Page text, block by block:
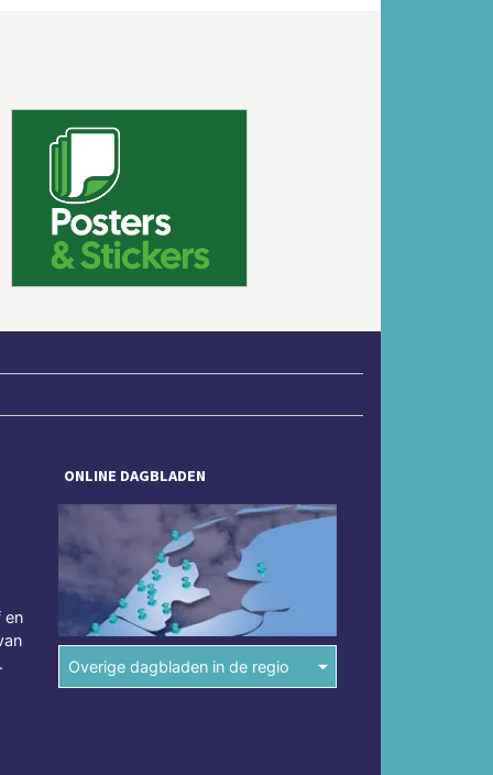
en
ONLINE DAGBLADEN
Overige dagbladen in de regio